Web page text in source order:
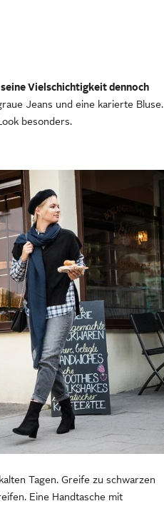
Vielschichtigkeit dennoch
Jeans und eine karierte Bluse.
besonders.
Tagen. Greife zu schwarzen
Eine Handtasche mit